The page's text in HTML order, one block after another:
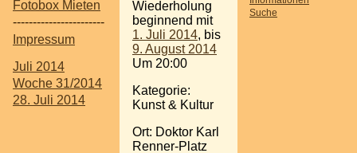
Fotobox Mieten
-----------------------
Impressum
Juli 2014
Woche 31/2014
28. Juli 2014
Suche
Wiederholung
beginnend mit
1. Juli 2014, bis
9. August 2014
Um 20:00
Kategorie:
Kunst & Kultur
Ort: Doktor Karl
Renner-Platz‎